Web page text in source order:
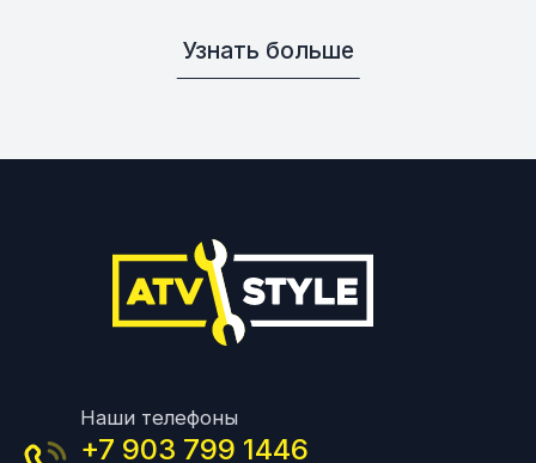
Узнать больше
Наши телефоны
+7 903 799 1446